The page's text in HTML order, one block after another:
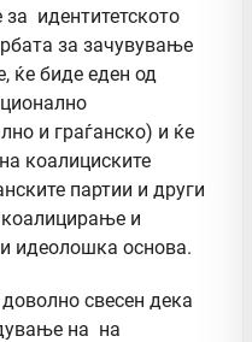
за идентитетското
за зачувување
ќе биде еден од
и граѓанско) и ќе
коалициските
партии и други
коалицирање и
идеолошка основа.
свесен дека
на на